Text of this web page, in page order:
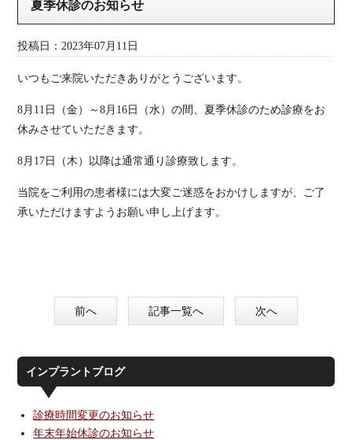
夏季休診のお知らせ
投稿日：2023年07月11日
いつもご来院いただきありがとうございます。
8月11日（金）～8月16日（水）の間、夏季休診のため診療をお
休みさせていただきます。
8月17日（木）以降は通常通り診療致します。
当院をご利用の患者様には大変ご迷惑をおかけしますが、ご了
承いただけますようお願い申し上げます。
前へ 記事一覧へ 次へ
インプラントブログ
診療時間変更のお知らせ
年末年始休診のお知らせ